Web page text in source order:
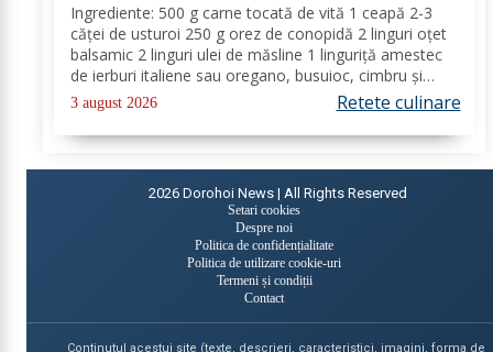
Ingrediente: 500 g carne tocată de vită 1 ceapă 2-3
căței de usturoi 250 g orez de conopidă 2 linguri oțet
balsamic 2 linguri ulei de măsline 1 linguriță amestec
de ierburi italiene sau oregano, busuioc, cimbru și
rozmarin uscate sare de mare piper negru Mod de
preparare: Se încălzește cuptorul la...
3 august 2026 Retete culinare
2026 Dorohoi News | All Rights Reserved
Setari cookies
Despre noi
Politica de confidențialitate
Politica de utilizare cookie-uri
Termeni și condiții
Contact
Continutul acestui site (texte, descrieri, caracteristici, imagini, forma de